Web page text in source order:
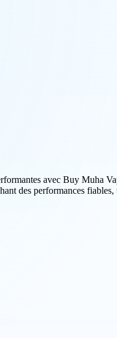
avec Buy Muha
des performances